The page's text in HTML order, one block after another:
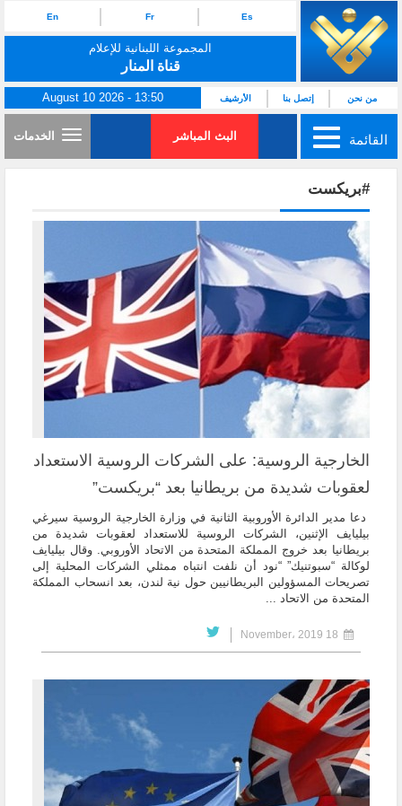
Es
Fr
En
المجموعة اللبنانية للإعلام
قناة المنار
من نحن إتصل بنا الأرشيف August 10 2026 - 13:50
القائمة البث المباشر الخدمات
#بريكست
الخارجية الروسية: على الشركات الروسية الاستعداد
لعقوبات شديدة من بريطانيا بعد “بريكست”
دعا مدير الدائرة الأوروبية الثانية في وزارة الخارجية الروسية سيرغي
بيليايف الإثنين، الشركات الروسية للاستعداد لعقوبات شديدة من
بريطانيا بعد خروج المملكة المتحدة من الاتحاد الأوروبي. وقال بيليايف
لوكالة “سبوتنيك” “نود أن نلفت انتباه ممثلي الشركات المحلية إلى
تصريحات المسؤولين البريطانيين حول نية لندن، بعد انسحاب المملكة
المتحدة من الاتحاد ...